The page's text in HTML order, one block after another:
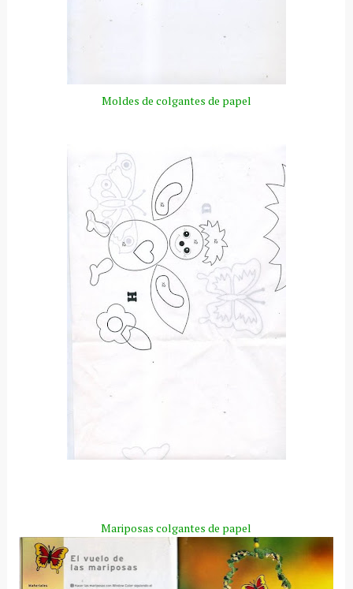
Moldes de colgantes de papel
Mariposas colgantes de papel